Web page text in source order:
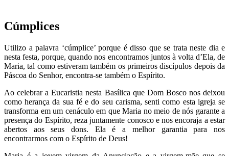
Cúmplices
Utilizo a palavra ‘cúmplice’ porque é disso que se trata neste dia e
nesta festa, porque, quando nos encontramos juntos à volta d’Ela, de
Maria, tal como estiveram também os primeiros discípulos depois da
Páscoa do Senhor, encontra-se também o Espírito.
Ao celebrar a Eucaristia nesta Basílica que Dom Bosco nos deixou
como herança da sua fé e do seu carisma, senti como esta igreja se
transforma em um cenáculo em que Maria no meio de nós garante a
presença do Espírito, reza juntamente conosco e nos encoraja a estar
abertos aos seus dons. Ela é a melhor garantia para nos
encontrarmos com o Espírito de Deus!